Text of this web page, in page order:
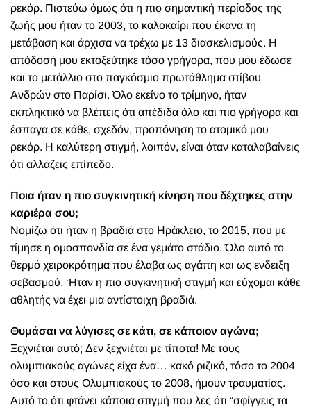
ρεκόρ. Πιστεύω όμως ότι η πιο σημαντική περίοδος της
ζωής μου ήταν το 2003, το καλοκαίρι που έκανα τη
μετάβαση και άρχισα να τρέχω με 13 διασκελισμούς. Η
απόδοσή μου εκτοξεύτηκε τόσο γρήγορα, που μου έδωσε
και το μετάλλιο στο παγκόσμιο πρωτάθλημα στίβου
Ανδρών στο Παρίσι. Όλο εκείνο το τρίμηνο, ήταν
εκπληκτικό να βλέπεις ότι απέδιδα όλο και πιο γρήγορα και
έσπαγα σε κάθε, σχεδόν, προπόνηση το ατομικό μου
ρεκόρ. Η καλύτερη στιγμή, λοιπόν, είναι όταν καταλαβαίνεις
ότι αλλάζεις επίπεδο.
Ποια ήταν η πιο συγκινητική κίνηση που δέχτηκες στην
καριέρα σου;
Νομίζω ότι ήταν η βραδιά στο Ηράκλειο, το 2015, που με
τίμησε η ομοσπονδία σε ένα γεμάτο στάδιο. Όλο αυτό το
θερμό χειροκρότημα που έλαβα ως αγάπη και ως ενδειξη
σεβασμού. ‘Ηταν η πιο συγκινητική στιγμή και εύχομαι κάθε
αθλητής να έχει μια αντίστοιχη βραδιά.
Θυμάσαι να λύγισες σε κάτι, σε κάποιον αγώνα;
Ξεχνιέται αυτό; Δεν ξεχνιέται με τίποτα! Με τους
ολυμπιακούς αγώνες είχα ένα… κακό ριζικό, τόσο το 2004
όσο και στους Ολυμπιακούς το 2008, ήμουν τραυματίας.
Αυτό το ότι φτάνει κάποια στιγμή που λες ότι “σφίγγεις τα